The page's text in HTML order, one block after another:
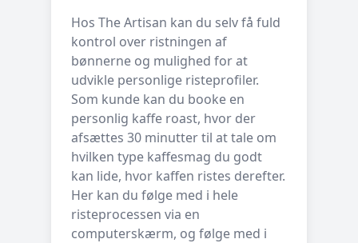
Hos The Artisan kan du selv få fuld
kontrol over ristningen af
bønnerne og mulighed for at
udvikle personlige risteprofiler.
Som kunde kan du booke en
personlig kaffe roast, hvor der
afsættes 30 minutter til at tale om
hvilken type kaffesmag du godt
kan lide, hvor kaffen ristes derefter.
Her kan du følge med i hele
risteprocessen via en
computerskærm, og følge med i